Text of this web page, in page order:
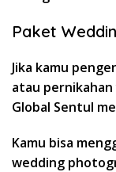
Paket
Jika kamu
atau pernikahan
Global Sentul
Kamu bisa
wedding